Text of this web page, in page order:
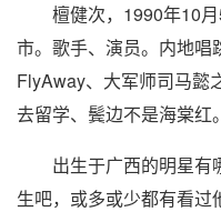
檀健次，1990年10月
市。歌手、演员。内地唱
FlyAway、大军师司马懿
去留学、鬓边不是海棠红。
出生于广西的明星有
生吧，或多或少都有看